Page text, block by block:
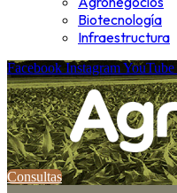
Biotecnología
Infraestructura
Facebook InstagramYouTube
Consultas